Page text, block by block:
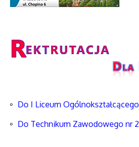
Do I Liceum Ogólnokształcącego
Do Technikum Zawodowego nr 2